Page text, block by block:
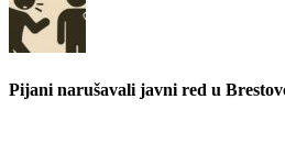
Pijani narušavali javni red u